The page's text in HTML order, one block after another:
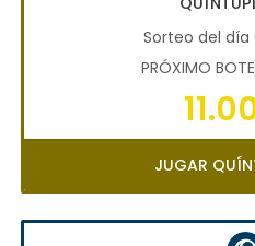
Sorteo del
PRÓXIMO
JUGAR